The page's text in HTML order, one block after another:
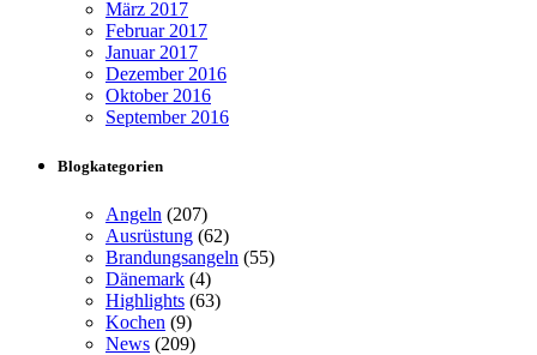
März 2017
Februar 2017
Januar 2017
Dezember 2016
Oktober 2016
September 2016
Blogkategorien
Angeln (207)
Ausrüstung (62)
Brandungsangeln (55)
Dänemark (4)
Highlights (63)
Kochen (9)
News (209)